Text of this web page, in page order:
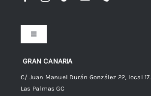
GRAN CANARIA
C/ Juan Manuel Durán González 22, local 17.
Las Palmas GC
Toggle
Navigation
Preguntas frecuentes
Envíos